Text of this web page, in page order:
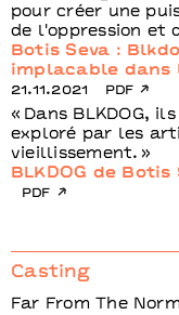
pour créer une
de l'oppression et
Botis Seva :
implacable dans
21.11.2021
pdf
Dans BLKDOG,
exploré par les
vieillissement.
BLKDOG de
pdf
Casting
Far From The